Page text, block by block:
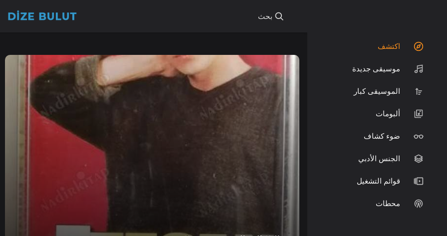
اكتشف
موسيقى جديدة
الموسيقى كبار
ألبومات
ضوء كشاف
الجنس الأدبي
قوائم التشغيل
محطات
بحث